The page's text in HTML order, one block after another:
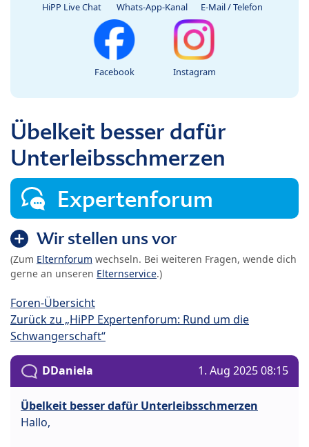
HiPP Live Chat Whats-App-Kanal E-Mail / Telefon
Facebook Instagram
Übelkeit besser dafür
Unterleibsschmerzen
Expertenforum
Wir stellen uns vor
(Zum Elternforum wechseln. Bei weiteren Fragen, wende dich
gerne an unseren Elternservice.)
Foren-Übersicht
Zurück zu „HiPP Expertenforum: Rund um die
Schwangerschaft“
DDaniela 1. Aug 2025 08:15
Übelkeit besser dafür Unterleibsschmerzen
Hallo,